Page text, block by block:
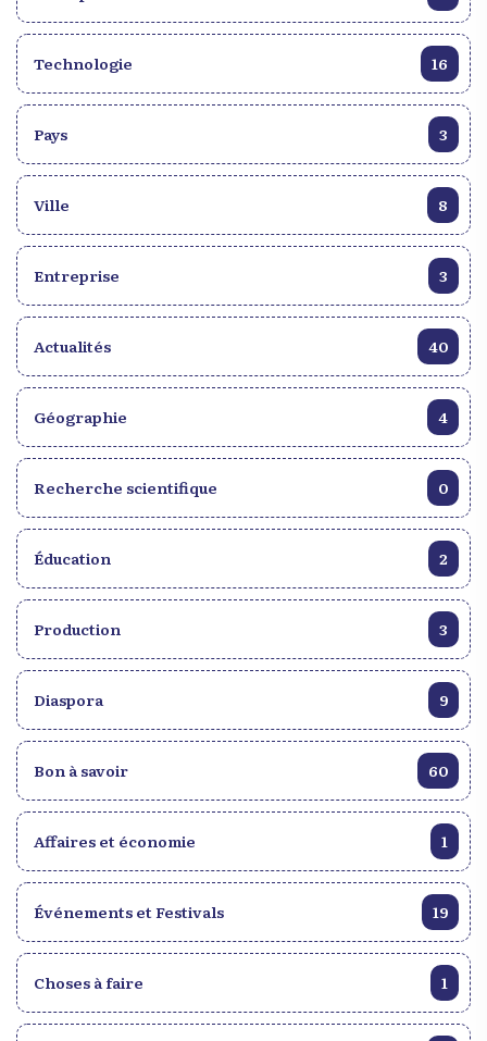
Technologie 16
Pays 3
Ville 8
Entreprise 3
Actualités 40
Géographie 4
Recherche scientifique 0
Éducation 2
Production 3
Diaspora 9
Bon à savoir 60
Affaires et économie 1
Événements et Festivals 19
Choses à faire 1